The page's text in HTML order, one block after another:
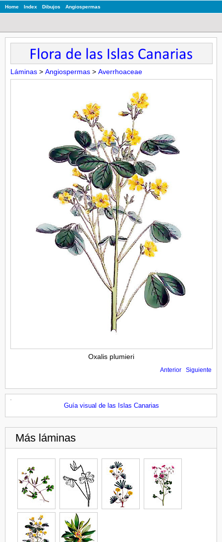
Home Index Dibujos Angiospermas
Láminas > Angiospermas > Averrhoaceae
Oxalis plumieri
Anterior Siguiente
Guía visual de las Islas Canarias
Más láminas